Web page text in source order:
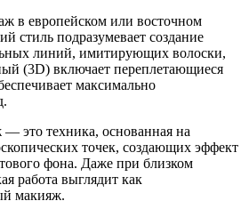
в европейском или восточном
стиль подразумевает создание
линий, имитирующих волоски,
(3D) включает переплетающиеся
максимально
это техника, основанная на
точек, создающих эффект
фона. Даже при близком
работа выглядит как
макияж.